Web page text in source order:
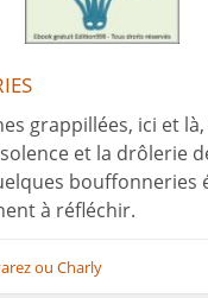
grappillées, ici et
et la drôlerie
bouffonneries
à réfléchir.
ou Charly